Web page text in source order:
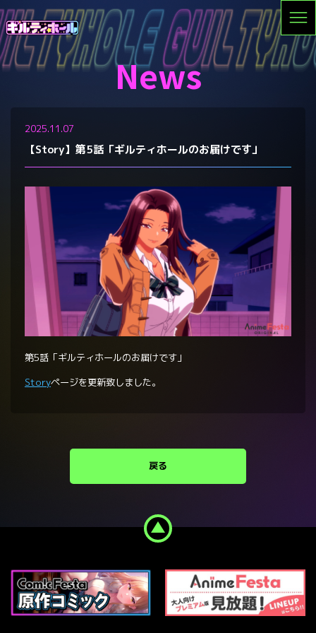
News
2025.11.07
【Story】第5話「ギルティホールのお届けです」
第5話「ギルティホールのお届けです」
Storyページを更新致しました。
戻る